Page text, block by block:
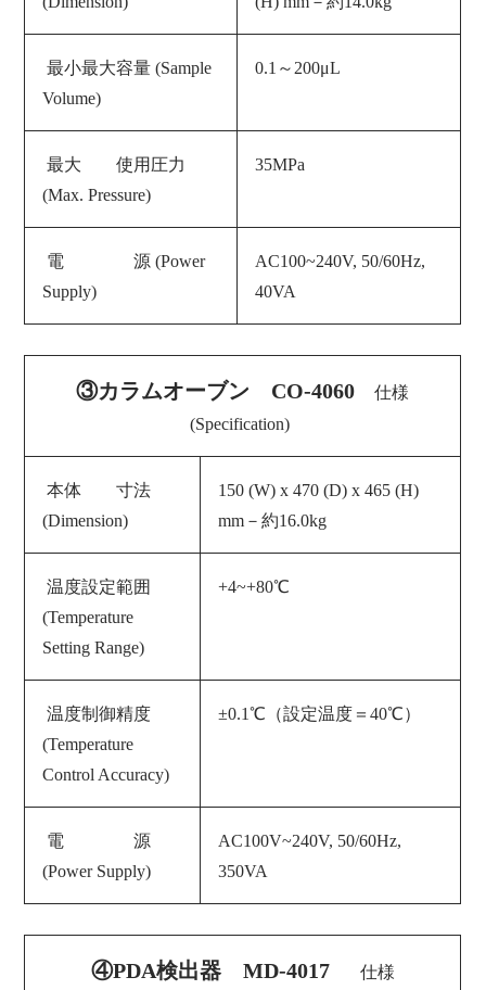
最小最大容量 (Sample
Volume)
0.1～200μL
最大 使用圧力
(Max. Pressure)
35MPa
電 源 (Power
Supply)
AC100~240V, 50/60Hz,
40VA
③カラムオーブン CO-4060
仕様
(Specification)
本体 寸法
(Dimension)
150 (W) x 470 (D) x 465 (H)
mm－約16.0kg
温度設定範囲
(Temperature
Setting Range)
+4~+80℃
温度制御精度
(Temperature
Control Accuracy)
±0.1℃（設定温度＝40℃）
電 源
(Power Supply)
AC100V~240V, 50/60Hz,
350VA
④PDA検出器 MD-4017
仕様